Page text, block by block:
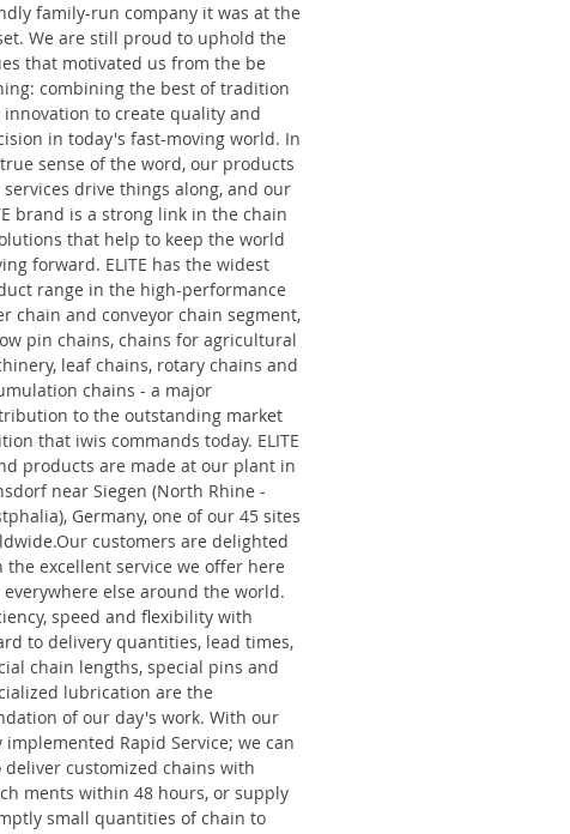
family-run company it was at the
We are still proud to uphold the
that motivated us from the be
combining the best of tradition
innovation to create quality and
in today's fast-moving world. In
sense of the word, our products
services drive things along, and our
brand is a strong link in the chain
that help to keep the world
forward. ELITE has the widest
range in the high-performance
chain and conveyor chain segment,
pin chains, chains for agricultural
leaf chains, rotary chains and
chains - a major
to the outstanding market
that iwis commands today. ELITE
products are made at our plant in
near Siegen (North Rhine -
Germany, one of our 45 sites
customers are delighted
the excellent service we offer here
everywhere else around the world.
speed and flexibility with
to delivery quantities, lead times,
chain lengths, special pins and
lubrication are the
of our day's work. With our
implemented Rapid Service; we can
deliver customized chains with
ments within 48 hours, or supply
small quantities of chain to